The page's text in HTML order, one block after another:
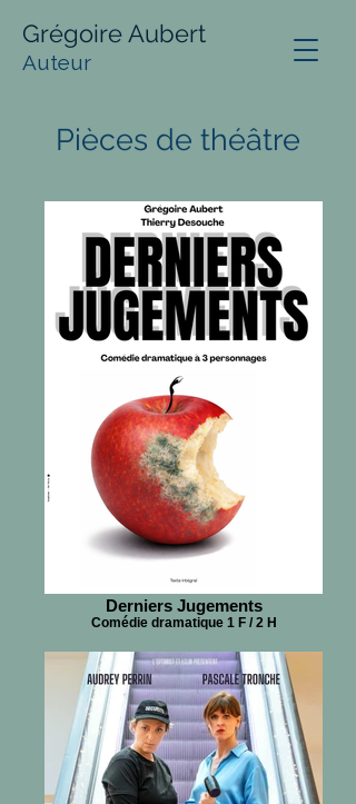
Grégoire Aubert
Auteur
Pièces de théâtre
Derniers Jugements
Comédie dramatique 1 F / 2 H